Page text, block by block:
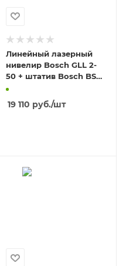
Линейный лазерный
нивелир Bosch GLL 2-
50 + штатив Bosch BS
150 0.601.063.105
19 110 руб./шт